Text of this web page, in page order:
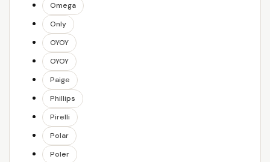
Omega
Only
OYOY
OYOY
Paige
Phillips
Pirelli
Polar
Poler